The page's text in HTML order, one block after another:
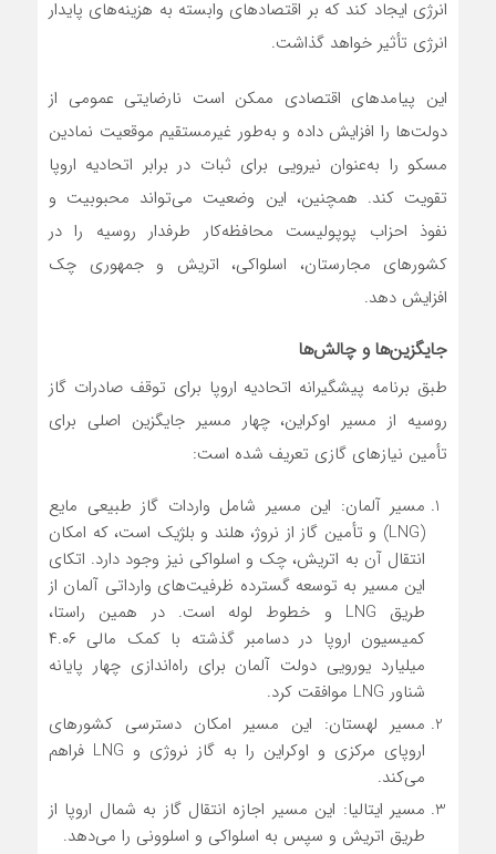
انرژی ایجاد کند که بر اقتصادهای وابسته به هزینه‌های پایدار
انرژی تأثیر خواهد گذاشت.
این پیامدهای اقتصادی ممکن است نارضایتی عمومی از
دولت‌ها را افزایش داده و به‌طور غیرمستقیم موقعیت نمادین
مسکو را به‌عنوان نیرویی برای ثبات در برابر اتحادیه اروپا
تقویت کند. همچنین، این وضعیت می‌تواند محبوبیت و
نفوذ احزاب پوپولیست محافظه‌کار طرفدار روسیه را در
کشورهای مجارستان، اسلواکی، اتریش و جمهوری چک
افزایش دهد.
جایگزین‌ها و چالش‌ها
طبق برنامه پیشگیرانه اتحادیه اروپا برای توقف صادرات گاز
روسیه از مسیر اوکراین، چهار مسیر جایگزین اصلی برای
تأمین نیازهای گازی تعریف شده است:
مسیر آلمان: این مسیر شامل واردات گاز طبیعی مایع
(LNG) و تأمین گاز از نروژ، هلند و بلژیک است، که امکان
انتقال آن به اتریش، چک و اسلواکی نیز وجود دارد. اتکای
این مسیر به توسعه گسترده ظرفیت‌های وارداتی آلمان از
طریق LNG و خطوط لوله است. در همین راستا،
کمیسیون اروپا در دسامبر گذشته با کمک مالی ۴.۰۶
میلیارد یورویی دولت آلمان برای راه‌اندازی چهار پایانه
شناور LNG موافقت کرد.
مسیر لهستان: این مسیر امکان دسترسی کشورهای
اروپای مرکزی و اوکراین را به گاز نروژی و LNG فراهم
می‌کند.
مسیر ایتالیا: این مسیر اجازه انتقال گاز به شمال اروپا از
طریق اتریش و سپس به اسلواکی و اسلوونی را می‌دهد.